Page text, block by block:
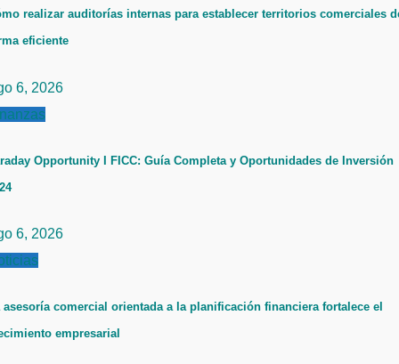
realizar auditorías internas para establecer territorios comerciales
eficiente
6, 2026
Opportunity I FICC: Guía Completa y Oportunidades de Inversión
6, 2026
asesoría comercial orientada a la planificación financiera fortalece el
empresarial